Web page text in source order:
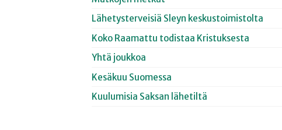
Lähetysterveisiä Sleyn keskustoimistolta
Koko Raamattu todistaa Kristuksesta
Yhtä joukkoa
Kesäkuu Suomessa
Kuulumisia Saksan lähetiltä